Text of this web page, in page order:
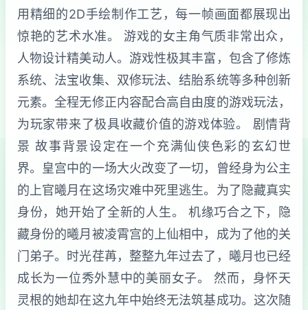
用精细的2D手绘制作工艺，每一帧画面都展现出
惊艳的艺术水准。 游戏的女主角气质非常出众，
人物设计精美动人。游戏性极其丰富，包含了修炼
系统、法宝收集、双修玩法、结胎系统等多种创新
元素。全程无修正内容配合高自由度的游戏玩法，
为玩家带来了极具收藏价值的游戏体验。 剧情背
景 故事背景设定在一个充满仙侠色彩的玄幻世
界。皇宫中的一场大火改变了一切，曾经身为公主
的上官曦月在这场灾难中死里逃生。为了隐藏真实
身份，她开始了全新的人生。 机缘巧合之下，隐
藏身份的曦月被凌霄宫的上仙相中，成为了他的关
门弟子。时光荏苒，整整九年过去了，曦月也已经
成长为一位秀外慧中的美丽女子。 然而，身怀天
灵根的她却在这九年中始终无法筑基成功。这次随